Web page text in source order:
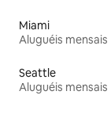
Miami
Aluguéis mensais
Seattle
Aluguéis mensais